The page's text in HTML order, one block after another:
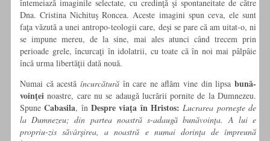
întemeiază imaginile selectate, cu credinţă şi spontaneitate de către
Dna. Cristina Nichituş Roncea. Aceste imagini spun ceva, ele sunt
faţa văzută a unei antropo-teologii care, deşi se pare că am uitat-o, ni
se impune mereu, de la sine, mai ales atunci când trecem prin
perioade grele, încurcaţi în idolatrii, cu toate că în noi mai pâlpâie
încă urma libertăţii dată nouă.
Numai că acestă încurcăturăîn care ne aflăm vine din lipsabună-
voinţei noastre, care nu se adaugă lucrării pornite de la Dumnezeu.
SpuneCabasila, înDespre viaţa în Hristos: Lucrarea porneşte de
la Dumnezeu; din partea noastră s-adaugă bunăvoinţa. A lui e
propriu-zis săvârşirea, a noastră e numai dorinţa de împreună